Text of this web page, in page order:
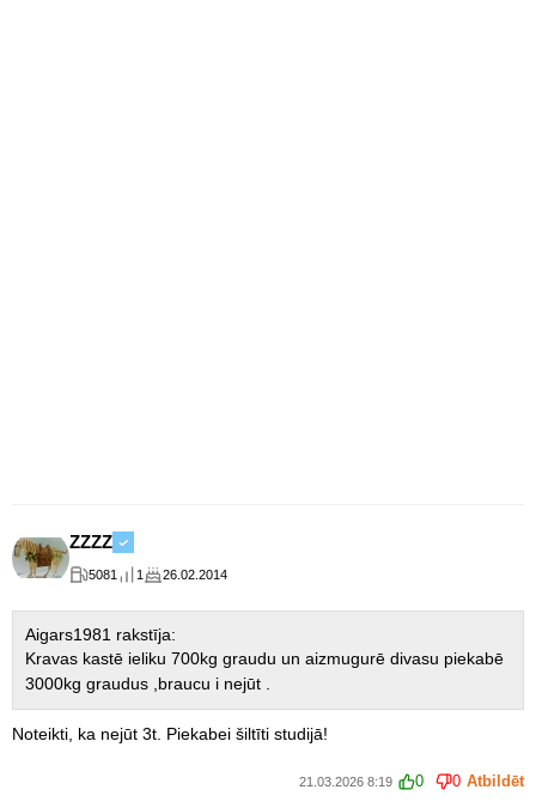
ZZZZ
5081 1 26.02.2014
Aigars1981 rakstīja:
Kravas kastē ieliku 700kg graudu un aizmugurē divasu piekabē
3000kg graudus ,braucu i nejūt .
Noteikti, ka nejūt 3t. Piekabei šiltīti studijā!
21.03.2026 8:19 0 0 Atbildēt